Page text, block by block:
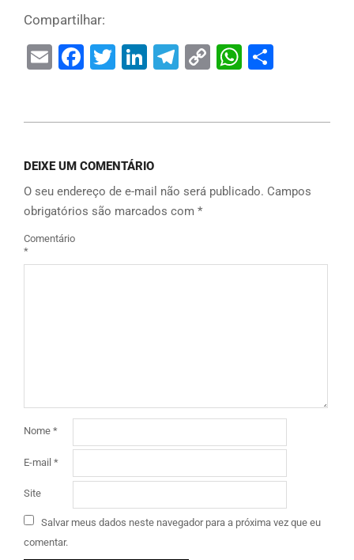
Compartilhar:
EmailFacebook
Twitter
LinkedIn
Telegram
Copy
DEIXE UM COMENTÁRIO
O seu endereço de e-mail não será publicado. Campos
obrigatórios são marcados com *
Comentário
*
Nome *
E-mail *
Site
Salvar meus dados neste navegador para a próxima vez que eu
comentar.